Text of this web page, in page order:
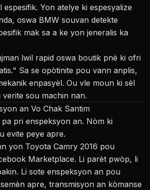
Yon atelye ki espesyalize
oswa BMW souvan detekte
mak sa a ke yon jeneralis ka
lwil rapid oswa boutik pnè ki ofri
Sa se opòtinite pou vann anplis,
enpasyèl. Ou vle moun ki sèl
sou machin nan.
an Vo Chak Santim
pri enspeksyon an. Nòm ki
evite peye apre.
yon Toyota Camry 2016 pou
Marketplace. Li parèt pwòp, li
Li sote enspeksyon an pou
apre, transmisyon an kòmanse